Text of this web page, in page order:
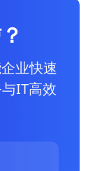
业快速
IT高效